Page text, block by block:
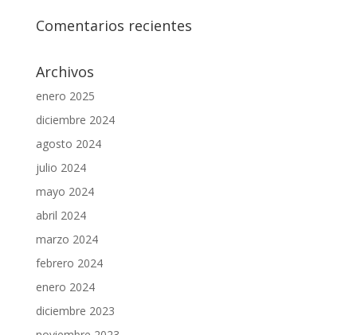
Comentarios recientes
Archivos
enero 2025
diciembre 2024
agosto 2024
julio 2024
mayo 2024
abril 2024
marzo 2024
febrero 2024
enero 2024
diciembre 2023